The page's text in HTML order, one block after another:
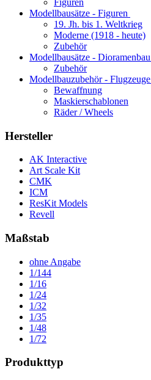
Modellbausätze - Figuren
19. Jh. bis 1. Weltkrieg
Moderne (1918 - heute)
Zubehör
Modellbausätze - Dioramenbau
Zubehör
Modellbauzubehör - Flugzeuge
Bewaffnung
Maskierschablonen
Räder / Wheels
Hersteller
AK Interactive
Art Scale Kit
CMK
ICM
ResKit Models
Revell
Maßstab
ohne Angabe
1/144
1/16
1/24
1/32
1/35
1/48
1/72
Produkttyp